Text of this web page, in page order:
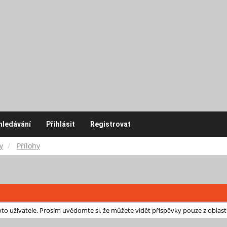
Přihlásit Registrovat
Přílohy
uživatele. Prosím uvědomte si, že můžete vidět příspěvky pouze z